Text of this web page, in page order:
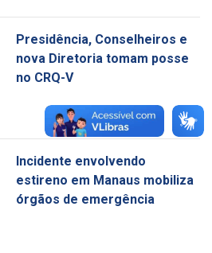
Presidência, Conselheiros e
nova Diretoria tomam posse
no CRQ-V
Incidente envolvendo
estireno em Manaus mobiliza
órgãos de emergência